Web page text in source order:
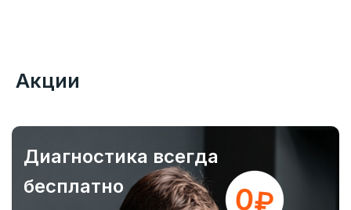
Акции
Диагностика всегда
бесплатно